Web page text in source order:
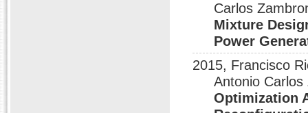
Carlos
Mixture
Power
2015, Francisco
Antonio
Optimization